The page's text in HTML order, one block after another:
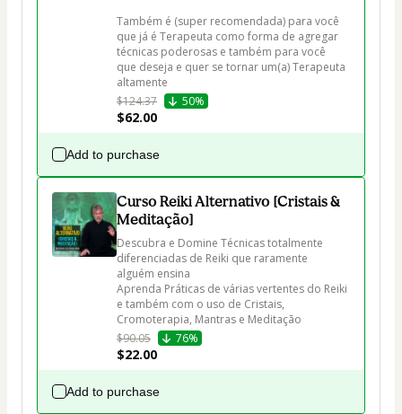
Também é (super recomendada) para você
que já é Terapeuta como forma de agregar
técnicas poderosas e também para você
que deseja e quer se tornar um(a) Terapeuta
altamente
$124.37
50%
$62.00
Add to purchase
Curso Reiki Alternativo [Cristais &
Meditação]
Descubra e Domine Técnicas totalmente
diferenciadas de Reiki que raramente
alguém ensina
Aprenda Práticas de várias vertentes do Reiki
e também com o uso de Cristais,
Cromoterapia, Mantras e Meditação
$90.05
76%
$22.00
Add to purchase